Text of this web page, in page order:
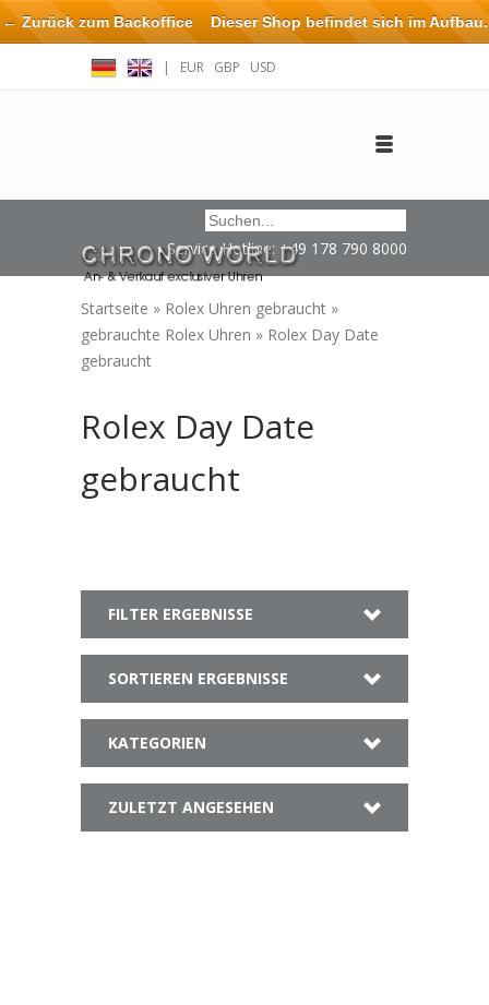
| EUR GBP USD
Service Hotline: +49 178 790 8000
Startseite » Rolex Uhren gebraucht »
gebrauchte Rolex Uhren » Rolex Day Date
gebraucht
Rolex Day Date
gebraucht
FILTER ERGEBNISSE
SORTIEREN ERGEBNISSE
KATEGORIEN
ZULETZT ANGESEHEN
← Zurück zum BackofficeDieser Shop befindet sich im Aufbau.
Eventuell können nicht alle Bestellungen eingehalten oder erfüllt